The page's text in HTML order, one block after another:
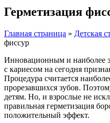
Герметизация
Главная страница » Детская
фиссур
Инновационным и наиболее
с кариесом на сегодня
Процедура считается
прорезавшихся зубов.
детям. Но, и взрослые не
правильная герметизация
положительный эффект.